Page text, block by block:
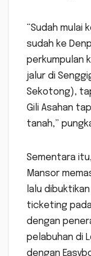
“Sudah mulai
sudah ke
perkumpulan
jalur di
Sekotong),
Gili Asahan
tanah,”
Sementara
Mansor
lalu
ticketing pada
dengan
pelabuhan di
dengan